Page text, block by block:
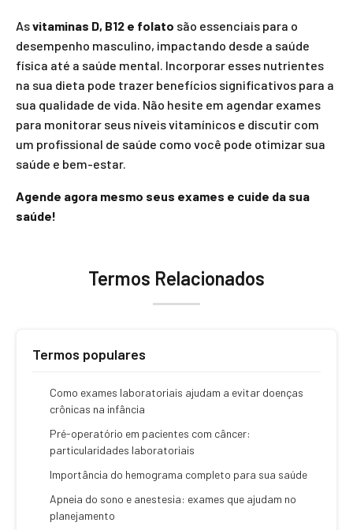
Asvitaminas D, B12 e folato são essenciais para o
desempenho masculino, impactando desde a saúde
física até a saúde mental. Incorporar esses nutrientes
na sua dieta pode trazer benefícios significativos para a
sua qualidade de vida. Não hesite em agendar exames
para monitorar seus níveis vitamínicos e discutir com
um profissional de saúde como você pode otimizar sua
saúde e bem-estar.
Agende agora mesmo seus exames e cuide da sua
saúde!
Termos Relacionados
Termos populares
Como exames laboratoriais ajudam a evitar doenças
crônicas na infância
Pré-operatório em pacientes com câncer:
particularidades laboratoriais
Importância do hemograma completo para sua saúde
Apneia do sono e anestesia: exames que ajudam no
planejamento